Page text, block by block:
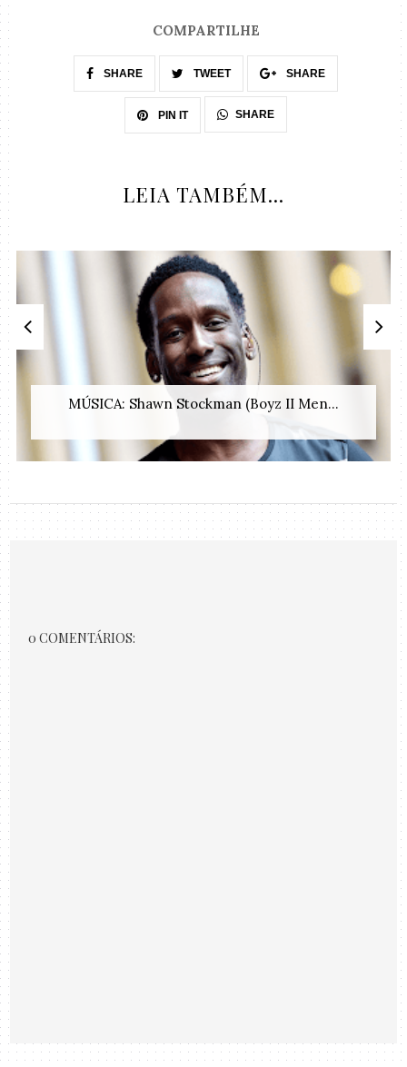
COMPARTILHE
SHARE TWEET SHARE
PIN IT SHARE
LEIA TAMBÉM...
MÚSICA: Shawn Stockman (Boyz II Men...
0 COMENTÁRIOS: